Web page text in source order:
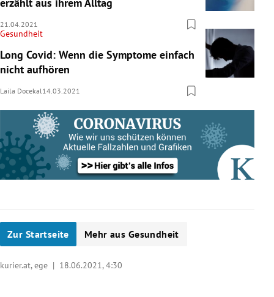
erzählt aus ihrem Alltag
21.04.2021
Gesundheit
Long Covid: Wenn die Symptome einfach
nicht aufhören
Laila Docekal14.03.2021
Zur Startseite Mehr aus Gesundheit
kurier.at, ege | 18.06.2021, 4:30